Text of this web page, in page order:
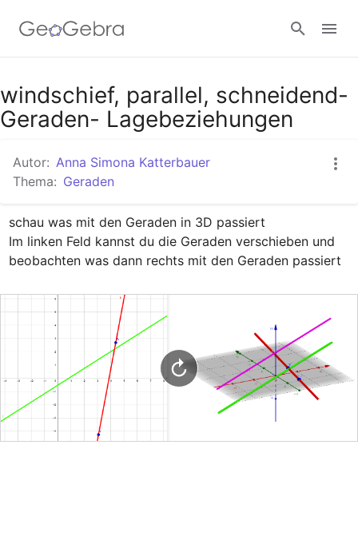
Google Classroom
windschief, parallel, schneidend-
Geraden- Lagebeziehungen
Autor: Anna Simona Katterbauer
Thema: Geraden
schau was mit den Geraden in 3D passiert
Im linken Feld kannst du die Geraden verschieben und
beobachten was dann rechts mit den Geraden passiert